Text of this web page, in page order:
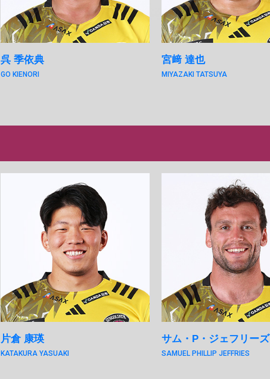
呉 季依典
GO KIENORI
宮﨑 達也
MIYAZAKI TATSUYA
片倉 康瑛
KATAKURA YASUAKI
サム・P・ジェフリーズ
SAMUEL PHILLIP JEFFRIES